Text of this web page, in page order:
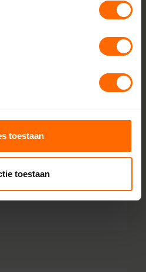
toestaan
toestaan